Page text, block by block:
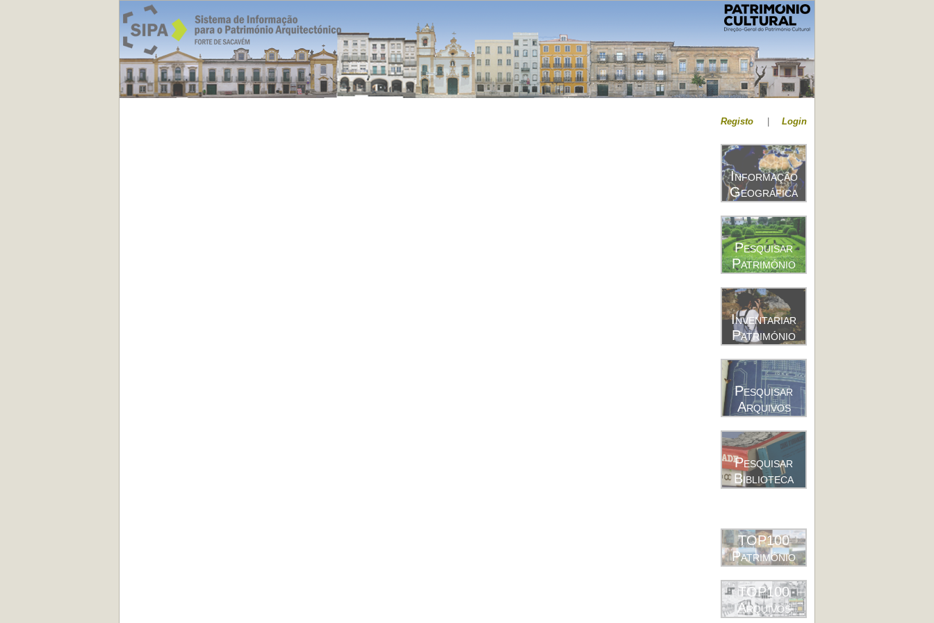
Registo Login
Informação
Geográfica
Pesquisar
Património
Inventariar
Património
Pesquisar
Arquivos
Pesquisar
Biblioteca
TOP100
Património
TOP100
Arquivos